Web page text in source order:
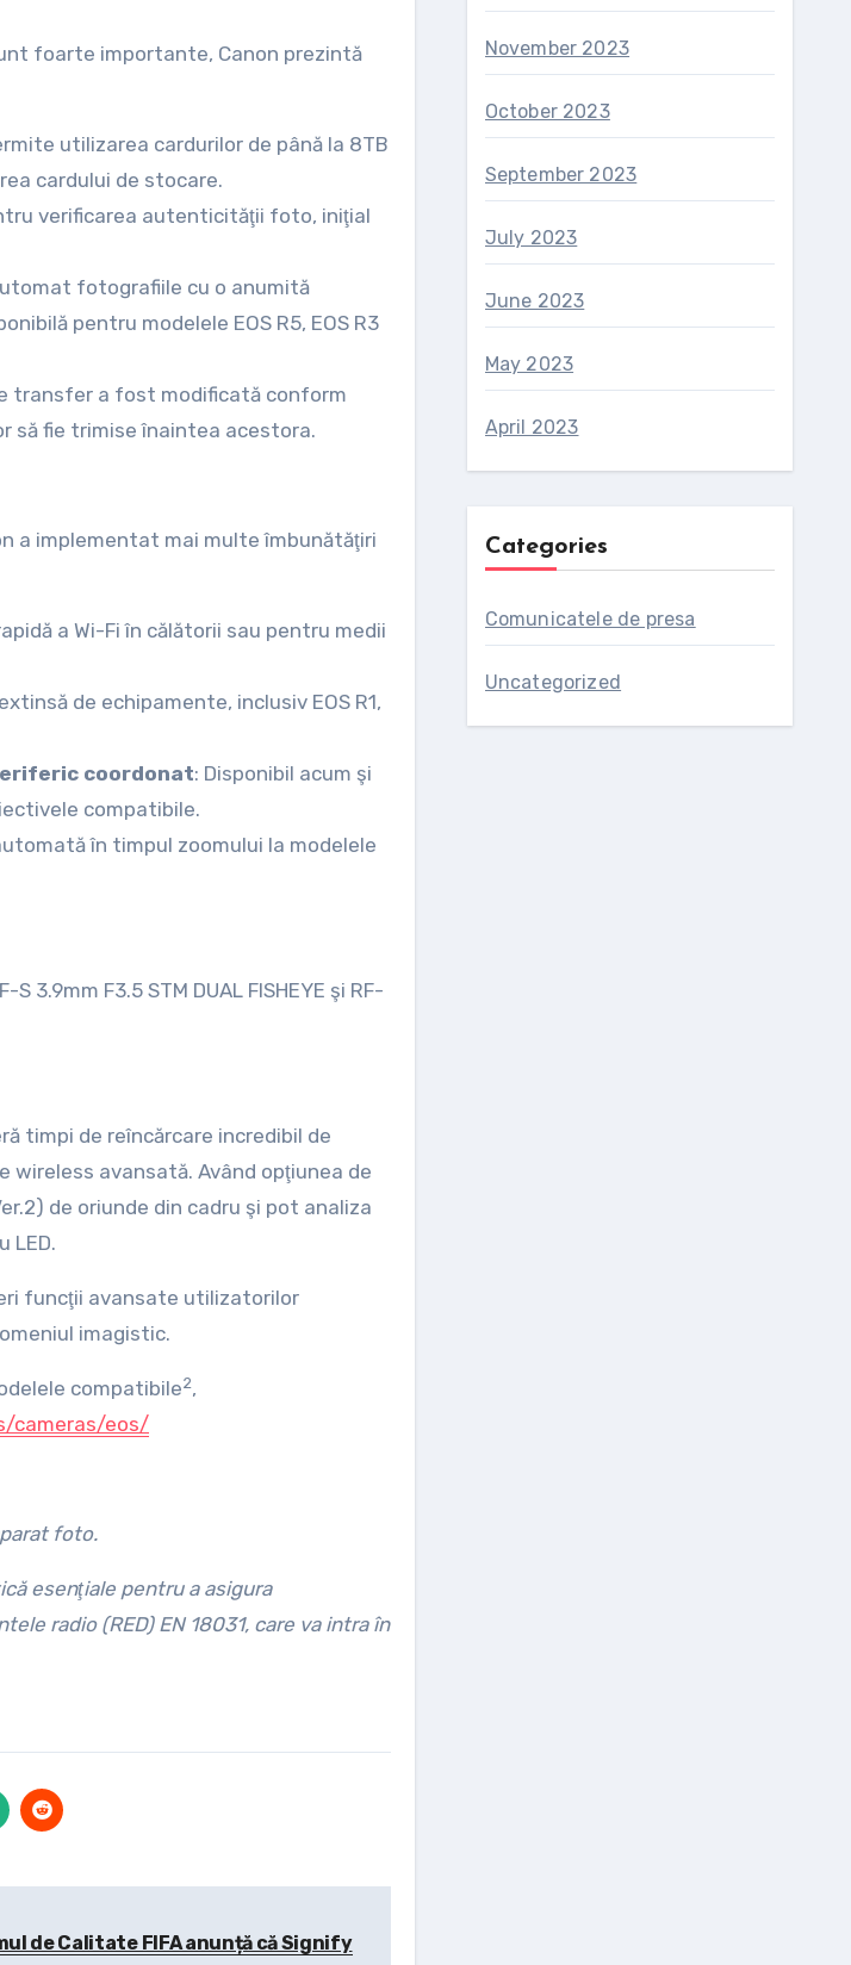
foarte importante, Canon prezintă
utilizarea cardurilor de până la 8TB
cardului de stocare.
verificarea autenticităţii foto, iniţial
fotografiile cu o anumită
pentru modelele EOS R5, EOS R3
transfer a fost modificată conform
să fie trimise înaintea acestora.
a implementat mai multe îmbunătăţiri
a Wi-Fi în călătorii sau pentru medii
de echipamente, inclusiv EOS R1,
coordonat: Disponibil acum şi
compatibile.
în timpul zoomului la modelele
F3.5 STM DUAL FISHEYE şi RF-
timpi de reîncărcare incredibil de
wireless avansată. Având opţiunea de
de oriunde din cadru şi pot analiza
LED.
funcţii avansate utilizatorilor
imagistic.
compatibile2,
cameras/eos/
foto.
esenţiale pentru a asigura
radio (RED) EN 18031, care va intra în
de Calitate FIFA anunță că Signify
November 2023
October 2023
September 2023
July 2023
June 2023
May 2023
April 2023
Categories
Comunicatele de presa
Uncategorized